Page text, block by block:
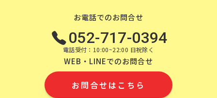
お電話でのお問合せ
052-717-0394
電話受付：10:00~22:00 日祝除く
WEB・LINEでのお問合せ
お問合せはこちら